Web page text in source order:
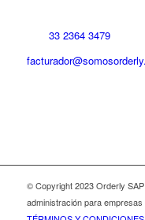
33 2364 3479
© Copyright 2023 Orderly
administración para